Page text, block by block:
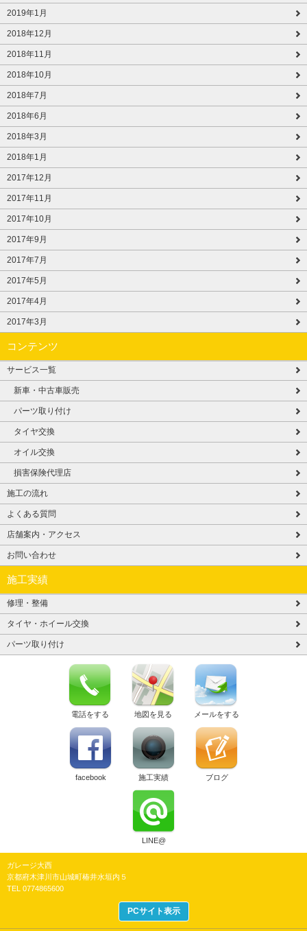
2019年1月
2018年12月
2018年11月
2018年10月
2018年7月
2018年6月
2018年3月
2018年1月
2017年12月
2017年11月
2017年10月
2017年9月
2017年7月
2017年5月
2017年4月
2017年3月
コンテンツ
サービス一覧
新車・中古車販売
パーツ取り付け
タイヤ交換
オイル交換
損害保険代理店
施工の流れ
よくある質問
店舗案内・アクセス
お問い合わせ
施工実績
修理・整備
タイヤ・ホイール交換
パーツ取り付け
電話をする 地図を見る メールをする
facebook 施工実績 ブログ
LINE@
ガレージ大西
京都府木津川市山城町椿井水垣内５
TEL 0774865600
PCサイト表示